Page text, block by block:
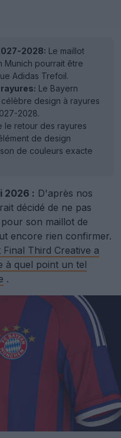
2028: Le maillot
Munich pourrait être
Adidas Trefoil.
Le Bayern
design à rayures
2028.
le retour des rayures
de design
de couleurs exacte
2026 : D'après nos
décidé de ne pas
son maillot de
encore rien confirmer.
Third Creative a
à quel point un tel
.